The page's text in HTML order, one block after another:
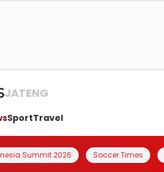
JATENG
SportTravel
Summit 2026 Soccer Times